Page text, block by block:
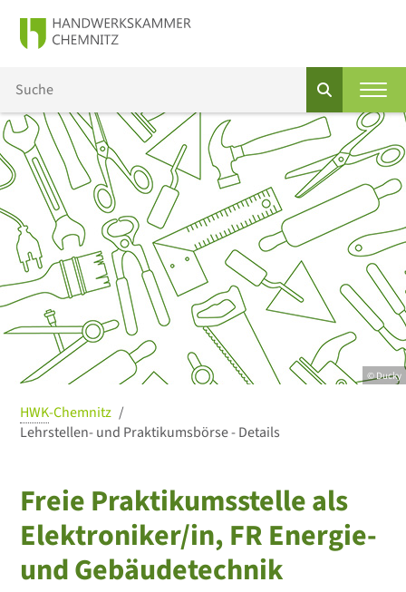
© Ducky
HWK-Chemnitz
Lehrstellen- und Praktikumsbörse - Details
Freie Praktikumsstelle als
Elektroniker/in, FR Energie-
und Gebäudetechnik